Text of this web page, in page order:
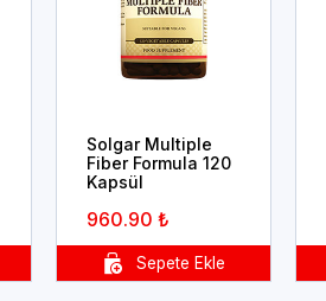
Solgar Multiple
Fiber Formula 120
Kapsül
960.90 ₺